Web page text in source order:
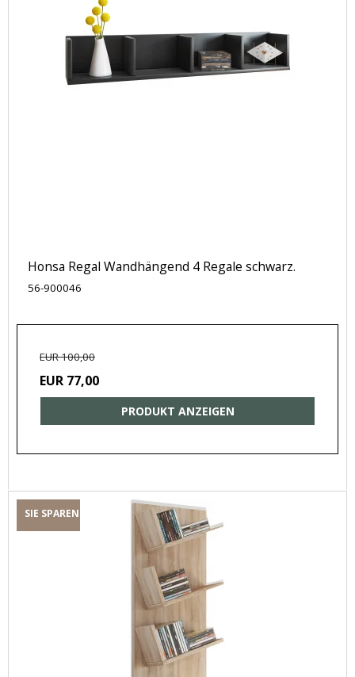
Honsa Regal Wandhängend 4 Regale schwarz.
56-900046
EUR 100,00
EUR 77,00
PRODUKT ANZEIGEN
SIE SPAREN